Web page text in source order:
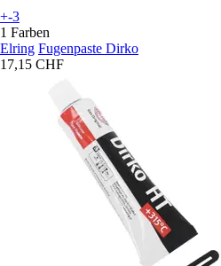
+-3
1 Farben
Elring Fugenpaste Dirko
17,15 CHF